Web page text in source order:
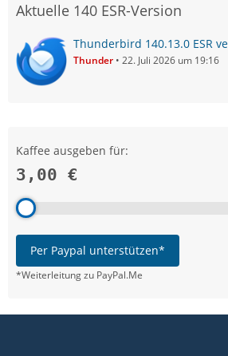
Aktuelle 140 ESR-Version
Thunderbird 140.13.0 ESR
Thunder 22. Juli 2026 um 19:16
Kaffee ausgeben für:
3,00 €
Per Paypal unterstützen*
*Weiterleitung zu PayPal.Me